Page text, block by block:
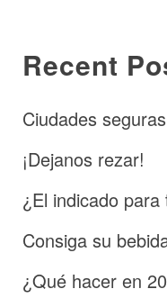
Recent
Ciudades seguras
¡Dejanos rezar!
¿El indicado para
Consiga su
¿Qué hacer en